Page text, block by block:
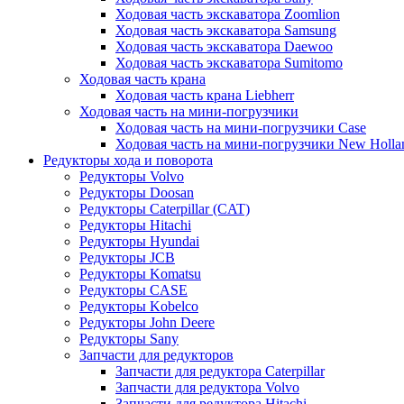
Ходовая часть экскаватора Zoomlion
Ходовая часть экскаватора Samsung
Ходовая часть экскаватора Daewoo
Ходовая часть экскаватора Sumitomo
Ходовая часть крана
Ходовая часть крана Liebherr
Ходовая часть на мини-погрузчики
Ходовая часть на мини-погрузчики Case
Ходовая часть на мини-погрузчики New
Редукторы хода и поворота
Редукторы Volvo
Редукторы Doosan
Редукторы Caterpillar (CAT)
Редукторы Hitachi
Редукторы Hyundai
Редукторы JCB
Редукторы Komatsu
Редукторы CASE
Редукторы Kobelco
Редукторы John Deere
Редукторы Sany
Запчасти для редукторов
Запчасти для редуктора Caterpillar
Запчасти для редуктора Volvo